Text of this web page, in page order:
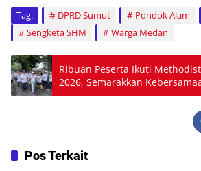
Tag: DPRD Sumut Pondok Alam
Sengketa SHM
Warga Medan
Ribuan Peserta Ikuti
2026, Semarakkan
Medan
Pos Terkait